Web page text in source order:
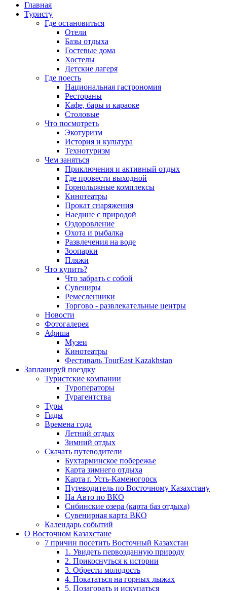
Главная
Туристу
Где остановиться
Отели
Базы отдыха
Гостевые дома
Хостелы
Детские лагеря
Где поесть
Национальная гастрономия
Рестораны
Кафе, бары и караоке
Столовые
Что посмотреть
Экотуризм
История и культура
Технотуризм
Чем заняться
Приключения и активный отдых
Где провести выходной
Горнолыжные комплексы
Кинотеатры
Прокат снаряжения
Наедине с природой
Оздоровление
Охота и рыбалка
Развлечения на воде
Зоопарки
Пляжи
Что купить?
Что забрать с собой
Сувениры
Ремесленники
Торгово - развлекательные центры
Новости
Фотогалерея
Афиша
Музеи
Кинотеатры
Фестиваль TourEast Kazakhstan
Запланируй поездку
Туристские компании
Туроператоры
Турагентства
Туры
Гиды
Времена года
Летний отдых
Зимний отдых
Скачать путеводители
Бухтарминское побережье
Карта зимнего отдыха
Карта г. Усть-Каменогорск
Путеводитель по Восточному Казахстану
На Авто по ВКО
Сибинские озера (карта баз отдыха)
Сувенирная карта ВКО
Календарь событий
О Восточном Казахстане
7 причин посетить Восточный Казахстан
1. Увидеть первозданную природу
2. Прикоснуться к истории
3. Обрести молодость
4. Покататься на горных лыжах
5. Позагорать и искупаться